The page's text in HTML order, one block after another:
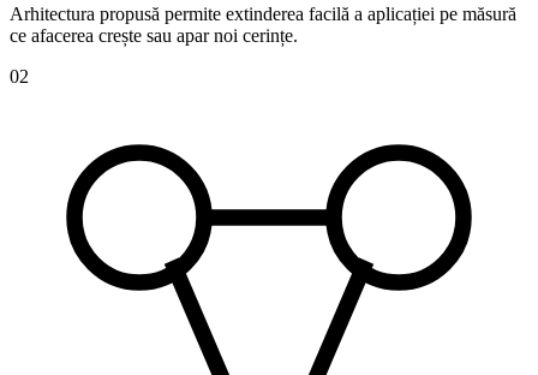
Arhitectura propusă permite extinderea facilă a aplicației pe măsură
ce afacerea crește sau apar noi cerințe.
02